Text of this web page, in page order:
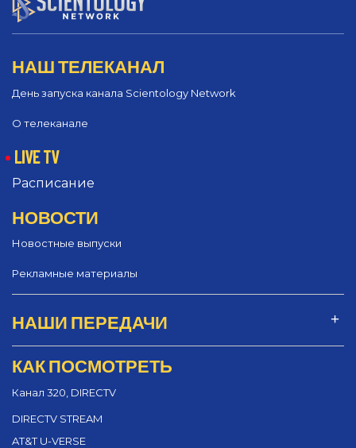
НАШ ТЕЛЕКАНАЛ
День запуска канала Scientology Network
О телеканале
LIVE TV
Расписание
НОВОСТИ
Новостные выпуски
Рекламные материалы
НАШИ ПЕРЕДАЧИ
КАК ПОСМОТРЕТЬ
Канал 320, DIRECTV
DIRECTV STREAM
AT&T U-VERSE